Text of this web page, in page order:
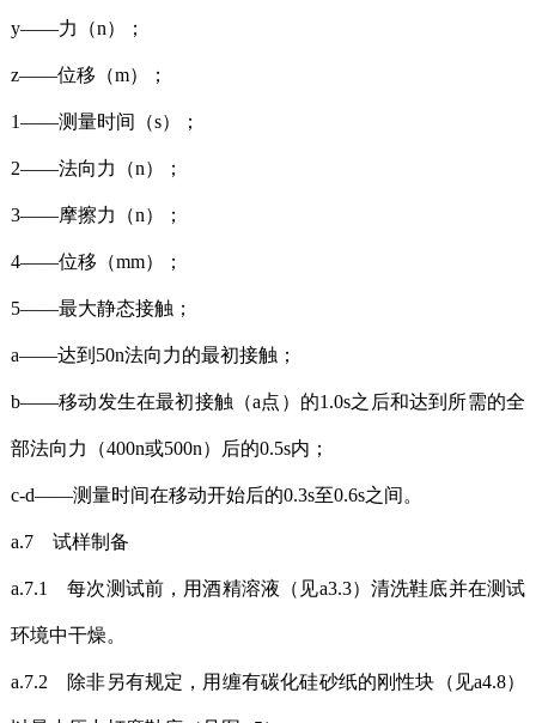
y——力（n）；
z——位移（m）；
1——测量时间（s）；
2——法向力（n）；
3——摩擦力（n）；
4——位移（mm）；
5——最大静态接触；
a——达到50n法向力的最初接触；
b——移动发生在最初接触（a点）的1.0s之后和达到所需的全
部法向力（400n或500n）后的0.5s内；
c-d——测量时间在移动开始后的0.3s至0.6s之间。
a.7 试样制备
a.7.1 每次测试前，用酒精溶液（见a3.3）清洗鞋底并在测试
环境中干燥。
a.7.2 除非另有规定，用缠有碳化硅砂纸的刚性块（见a4.8）